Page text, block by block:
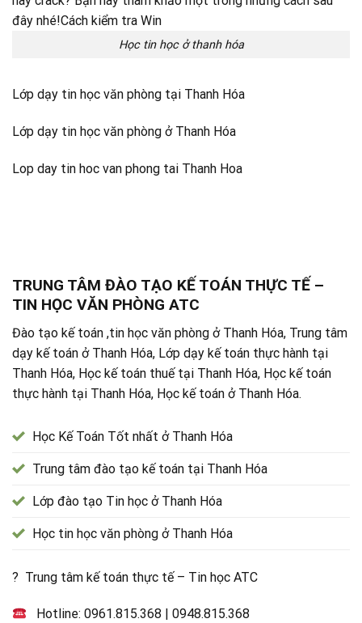
Học tin học ở thanh hóa
Lớp dạy tin học văn phòng tại Thanh Hóa
Lớp dạy tin học văn phòng ở Thanh Hóa
Lop day tin hoc van phong tai Thanh Hoa
TRUNG TÂM ĐÀO TẠO KẾ TOÁN THỰC TẾ –
TIN HỌC VĂN PHÒNG ATC
Đào tạo kế toán ,tin học văn phòng ở Thanh Hóa, Trung tâm
dạy kế toán ở Thanh Hóa, Lớp dạy kế toán thực hành tại
Thanh Hóa, Học kế toán thuế tại Thanh Hóa, Học kế toán
thực hành tại Thanh Hóa, Học kế toán ở Thanh Hóa.
Học Kế Toán Tốt nhất ở Thanh Hóa
Trung tâm đào tạo kế toán tại Thanh Hóa
Lớp đào tạo Tin học ở Thanh Hóa
Học tin học văn phòng ở Thanh Hóa
? Trung tâm kế toán thực tế – Tin học ATC
Hotline:0961.815.368 |0948.815.368